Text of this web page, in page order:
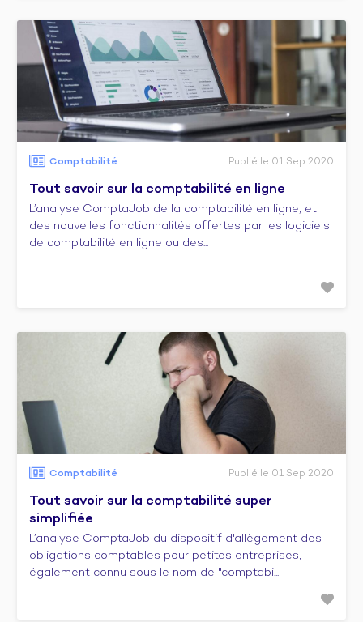
Comptabilité Publié le 01 Sep 2020
Tout savoir sur la comptabilité en ligne
L’analyse ComptaJob de la comptabilité en ligne, et
des nouvelles fonctionnalités offertes par les logiciels
de comptabilité en ligne ou des...
Comptabilité Publié le 01 Sep 2020
Tout savoir sur la comptabilité super
simplifiée
L’analyse ComptaJob du dispositif d'allègement des
obligations comptables pour petites entreprises,
également connu sous le nom de "comptabi...